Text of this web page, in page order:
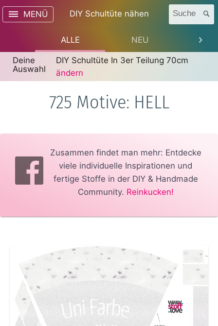
MENÜ DIY Schultüte nähen Suche
ALLE NEU
Deine
Auswahl
DIY Schultüte In 3er Teilung 70cm
ändern
725 Motive: HELL
Zusammen findet man mehr: Entdecke
viele individuelle Inspirationen und
fertige Stoffe in der DIY & Handmade
Community. Reinkucken!